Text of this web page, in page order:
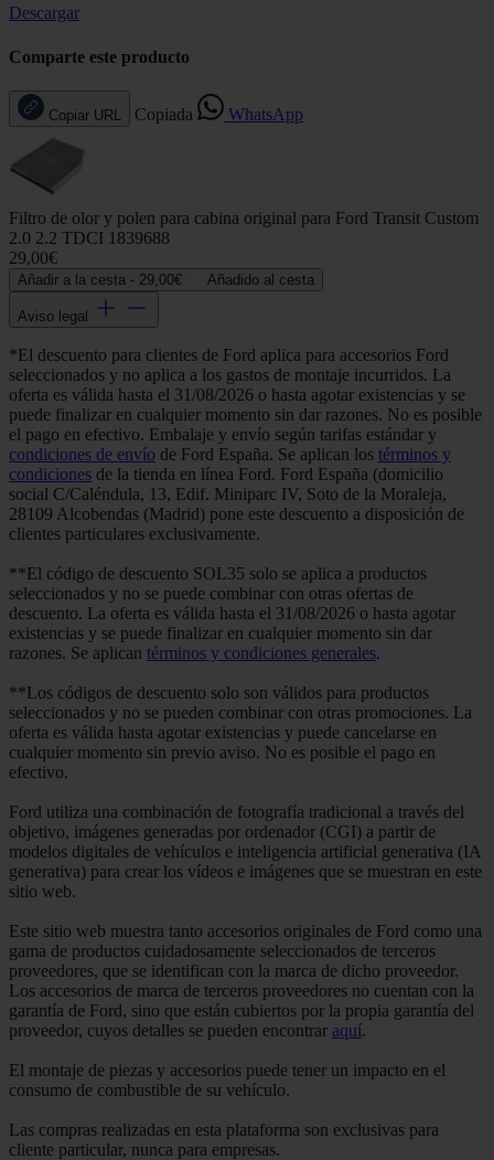
Descargar
Comparte este producto
Copiar URL Copiada WhatsApp
Filtro de olor y polen para cabina original para Ford Transit Custom
2.0 2.2 TDCI 1839688
29,00€
Añadir a la cesta - 29,00€ Añadido al cesta
Aviso legal
*El descuento para clientes de Ford aplica para accesorios Ford
seleccionados y no aplica a los gastos de montaje incurridos. La
oferta es válida hasta el 31/08/2026 o hasta agotar existencias y se
puede finalizar en cualquier momento sin dar razones. No es posible
el pago en efectivo. Embalaje y envío según tarifas estándar y
condiciones de envío de Ford España. Se aplican los términos y
condiciones de la tienda en línea Ford. Ford España (domicilio
social C/Caléndula, 13, Edif. Miniparc IV, Soto de la Moraleja,
28109 Alcobendas (Madrid) pone este descuento a disposición de
clientes particulares exclusivamente.
**El código de descuento SOL35 solo se aplica a productos
seleccionados y no se puede combinar con otras ofertas de
descuento. La oferta es válida hasta el 31/08/2026 o hasta agotar
existencias y se puede finalizar en cualquier momento sin dar
razones. Se aplican términos y condiciones generales.
**Los códigos de descuento solo son válidos para productos
seleccionados y no se pueden combinar con otras promociones. La
oferta es válida hasta agotar existencias y puede cancelarse en
cualquier momento sin previo aviso. No es posible el pago en
efectivo.
Ford utiliza una combinación de fotografía tradicional a través del
objetivo, imágenes generadas por ordenador (CGI) a partir de
modelos digitales de vehículos e inteligencia artificial generativa (IA
generativa) para crear los vídeos e imágenes que se muestran en este
sitio web.
Este sitio web muestra tanto accesorios originales de Ford como una
gama de productos cuidadosamente seleccionados de terceros
proveedores, que se identifican con la marca de dicho proveedor.
Los accesorios de marca de terceros proveedores no cuentan con la
garantía de Ford, sino que están cubiertos por la propia garantía del
proveedor, cuyos detalles se pueden encontrar aquí.
El montaje de piezas y accesorios puede tener un impacto en el
consumo de combustible de su vehículo.
Las compras realizadas en esta plataforma son exclusivas para
cliente particular, nunca para empresas.